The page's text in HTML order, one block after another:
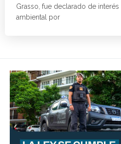
Grasso, fue declarado de
ambiental por